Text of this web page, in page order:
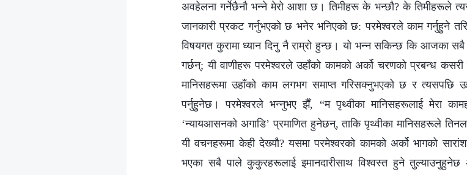
अवहेलना गर्नेछैनौ भन्‍ने मेरो आशा छ। तिमीहरू के भन्छौ? के तिमीहरूले
जानकारी प्रकट गर्नुभएको छ भनेर भनिएको छ: परमेश्‍वरले काम गर्नुहुने
विषयगत कुरामा ध्यान दिनु नै राम्रो हुन्छ। यो भन्न सकिन्छ कि आजका
गर्छन्; यी वाणीहरू परमेश्‍वरले उहाँको कामको अर्को चरणको प्रबन्ध
मानिसहरूमा उहाँको काम लगभग समाप्त गरिसक्नुभएको छ र त्यसपछि
पर्नुहुनेछ। परमेश्‍वरले भन्‍नुभए झैँ, “म पृथ्वीका मानिसहरूलाई मेरा
‘न्यायआसनको अगाडि’ प्रमाणित हुनेछन्, ताकि पृथ्वीका मानिसहरूले
यी वचनहरूमा केही देख्यौ? यसमा परमेश्‍वरको कामको अर्को भागको
भएका सबै पाले कुकुरहरूलाई इमानदारीसाथ विश्‍वस्त हुने तुल्याउनुहुनेछ